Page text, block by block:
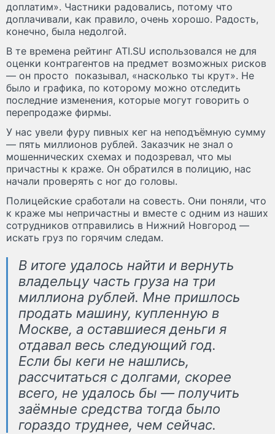
доплатим». Частники радовались, потому что
доплачивали, как правило, очень хорошо. Радость,
конечно, была недолгой.
В те времена рейтинг ATI.SU использовался не для
оценки контрагентов на предмет возможных рисков
— он просто показывал, «насколько ты крут». Не
было и графика, по которому можно отследить
последние изменения, которые могут говорить о
перепродаже фирмы.
У нас увели фуру пивных кег на неподъёмную сумму
— пять миллионов рублей. Заказчик не знал о
мошеннических схемах и подозревал, что мы
причастны к краже. Он обратился в полицию, нас
начали проверять с ног до головы.
Полицейские сработали на совесть. Они поняли, что
к краже мы непричастны и вместе с одним из наших
сотрудников отправились в Нижний Новгород —
искать груз по горячим следам.
В итоге удалось найти и вернуть
владельцу часть груза на три
миллиона рублей. Мне пришлось
продать машину, купленную в
Москве, а оставшиеся деньги я
отдавал весь следующий год.
Если бы кеги не нашлись,
рассчитаться с долгами, скорее
всего, не удалось бы — получить
заёмные средства тогда было
гораздо труднее, чем сейчас.